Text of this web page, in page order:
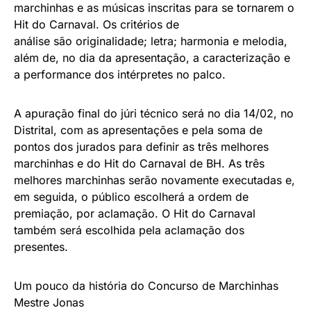
marchinhas e as músicas inscritas para se tornarem o
Hit do Carnaval. Os critérios de
análise são originalidade; letra; harmonia e melodia,
além de, no dia da apresentação, a caracterização e
a performance dos intérpretes no palco.
A apuração final do júri técnico será no dia 14/02, no
Distrital, com as apresentações e pela soma de
pontos dos jurados para definir as três melhores
marchinhas e do Hit do Carnaval de BH. As três
melhores marchinhas serão novamente executadas e,
em seguida, o público escolherá a ordem de
premiação, por aclamação. O Hit do Carnaval
também será escolhida pela aclamação dos
presentes.
Um pouco da história do Concurso de Marchinhas
Mestre Jonas